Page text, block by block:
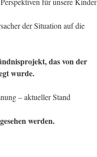
der Situation auf die
das von der
wurde.
– aktueller Stand
werden.